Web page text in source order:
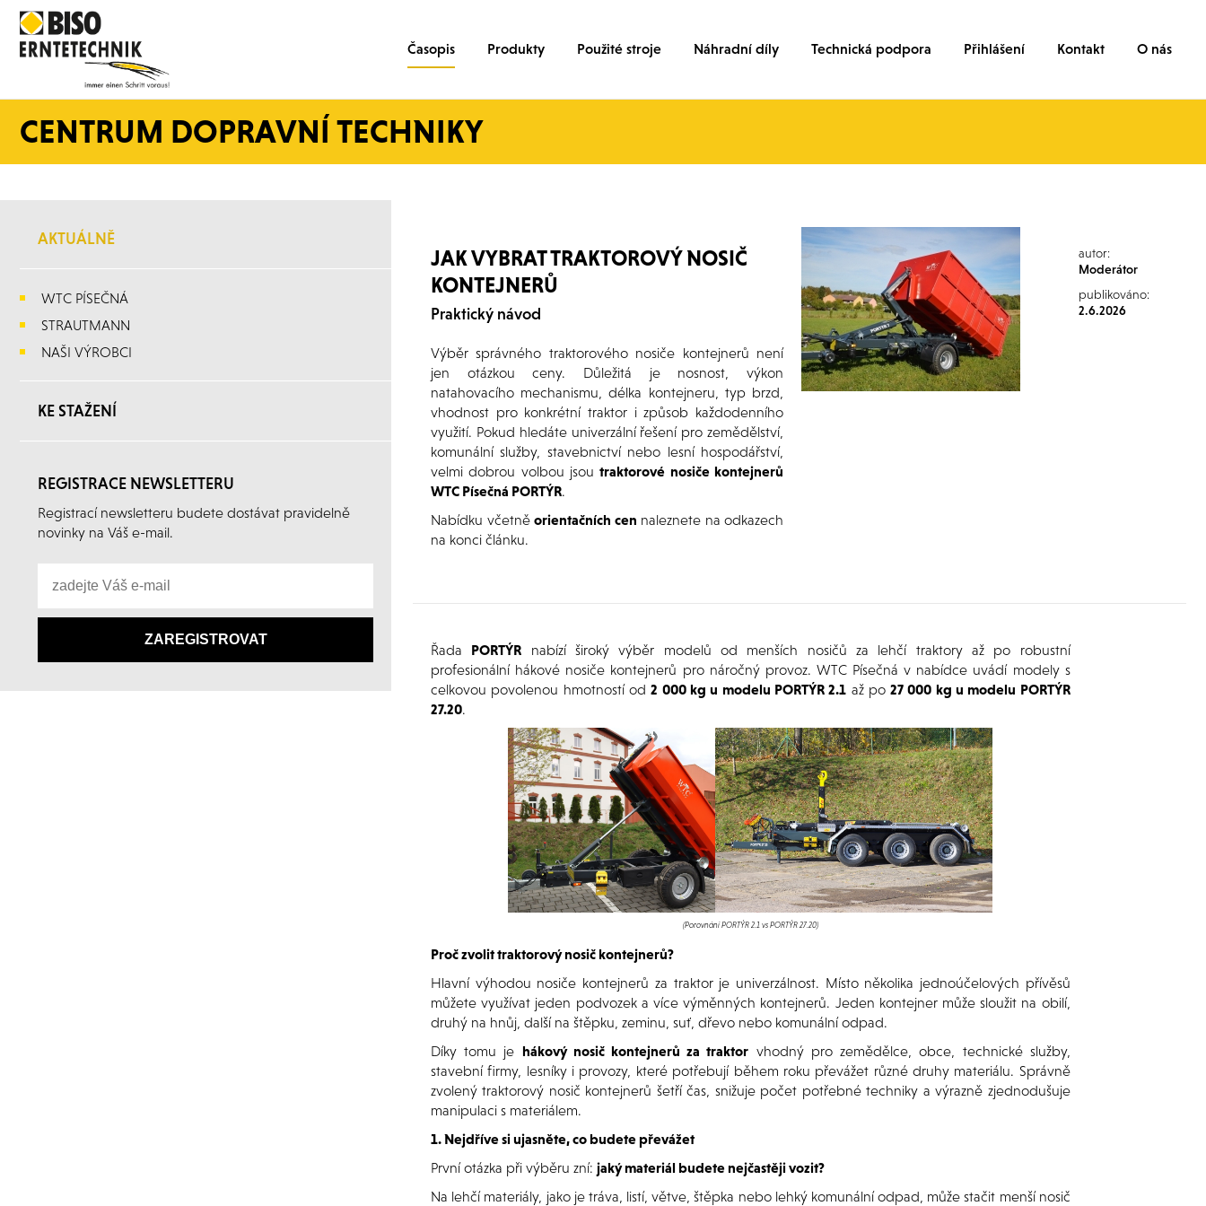
Časopis Produkty Použité stroje Náhradní díly Technická podpora Přihlášení Kontakt O nás
CENTRUM DOPRAVNÍ TECHNIKY
AKTUÁLNĚ
WTC PÍSEČNÁ
STRAUTMANN
NAŠI VÝROBCI
KE STAŽENÍ
REGISTRACE NEWSLETTERU
Registrací newsletteru budete dostávat pravidelně
novinky na Váš e-mail.
JAK VYBRAT TRAKTOROVÝ NOSIČ
KONTEJNERŮ
Praktický návod
autor:
Moderátor
publikováno:
2.6.2026
Výběr správného traktorového nosiče kontejnerů není
jen otázkou ceny. Důležitá je nosnost, výkon
natahovacího mechanismu, délka kontejneru, typ brzd,
vhodnost pro konkrétní traktor i způsob každodenního
využití. Pokud hledáte univerzální řešení pro zemědělství,
komunální služby, stavebnictví nebo lesní hospodářství,
velmi dobrou volbou jsoutraktorové nosiče kontejnerů
WTC Písečná PORTÝR.
Nabídku včetněorientačních cen naleznete na odkazech
na konci článku.
Řada PORTÝR nabízí široký výběr modelů od menších nosičů za lehčí traktory až po robustní
profesionální hákové nosiče kontejnerů pro náročný provoz. WTC Písečná v nabídce uvádí modely s
celkovou povolenou hmotností od2 000 kg u modelu PORTÝR 2.1 až po27 000 kg u modelu PORTÝR
27.20.
(Porovnání PORTÝR 2.1 vs PORTÝR 27.20)
Proč zvolit traktorový nosič kontejnerů?
Hlavní výhodou nosiče kontejnerů za traktor je univerzálnost. Místo několika jednoúčelových přívěsů
můžete využívat jeden podvozek a více výměnných kontejnerů. Jeden kontejner může sloužit na obilí,
druhý na hnůj, další na štěpku, zeminu, suť, dřevo nebo komunální odpad.
Díky tomu je hákový nosič kontejnerů za traktor vhodný pro zemědělce, obce, technické služby,
stavební firmy, lesníky i provozy, které potřebují během roku převážet různé druhy materiálu. Správně
zvolený traktorový nosič kontejnerů šetří čas, snižuje počet potřebné techniky a výrazně zjednodušuje
manipulaci s materiálem.
1. Nejdříve si ujasněte, co budete převážet
První otázka při výběru zní: jaký materiál budete nejčastěji vozit?
Na lehčí materiály, jako je tráva, listí, větve, štěpka nebo lehký komunální odpad, může stačit menší nosič